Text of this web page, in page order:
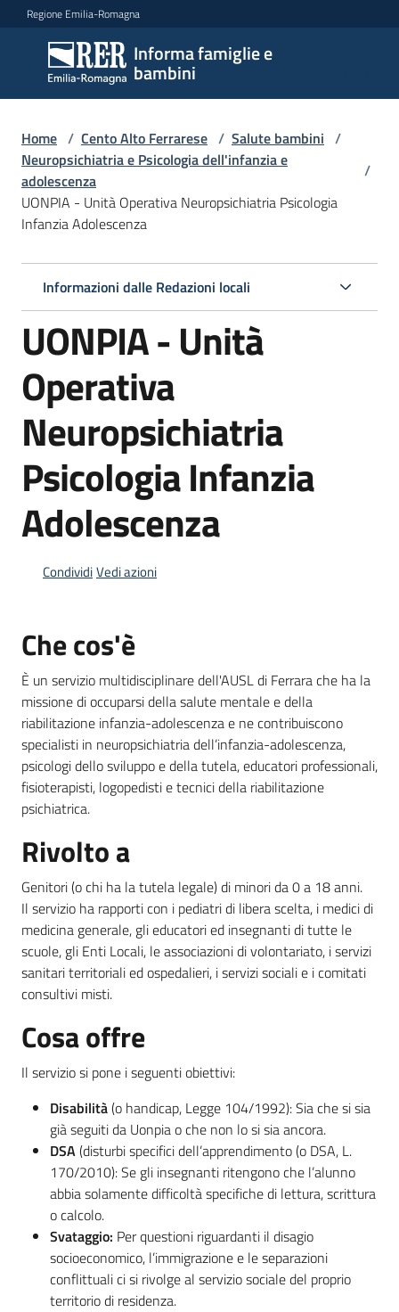
Vai al contenuto
Vai alla navigazione
Vai al footer
Regione Emilia-Romagna
Informa famiglie e
bambini
Informa
famiglie
e
bambini
Argomenti
Servizi
Centri
per
le
famiglie
Informazioni
locali
Home / Cento Alto Ferrarese / Salute bambini /
Neuropsichiatria e Psicologia dell'infanzia e
adolescenza
/
UONPIA - Unità Operativa Neuropsichiatria Psicologia
Infanzia Adolescenza
Informazioni dalle Redazioni locali
UONPIA - Unità
Operativa
Neuropsichiatria
Psicologia Infanzia
Adolescenza
CondividiVedi azioni
Che cos'è
È un servizio multidisciplinare dell'AUSL di Ferrara che ha la
missione di occuparsi della salute mentale e della
riabilitazione infanzia-adolescenza e ne contribuiscono
specialisti in neuropsichiatria dell’infanzia-adolescenza,
psicologi dello sviluppo e della tutela, educatori professionali,
fisioterapisti, logopedisti e tecnici della riabilitazione
psichiatrica.
Rivolto a
Genitori (o chi ha la tutela legale) di minori da 0 a 18 anni.
Il servizio ha rapporti con i pediatri di libera scelta, i medici di
medicina generale, gli educatori ed insegnanti di tutte le
scuole, gli Enti Locali, le associazioni di volontariato, i servizi
sanitari territoriali ed ospedalieri, i servizi sociali e i comitati
consultivi misti.
Cosa offre
Il servizio si pone i seguenti obiettivi:
Disabilità(o handicap, Legge 104/1992): Sia che si sia
già seguiti da Uonpia o che non lo si sia ancora.
DSA(disturbi specifici dell’apprendimento (o DSA, L.
170/2010): Se gli insegnanti ritengono che l’alunno
abbia solamente difficoltà specifiche di lettura, scrittura
o calcolo.
Svataggio: Per questioni riguardanti il disagio
socioeconomico, l’immigrazione e le separazioni
conflittuali ci si rivolge al servizio sociale del proprio
territorio di residenza.